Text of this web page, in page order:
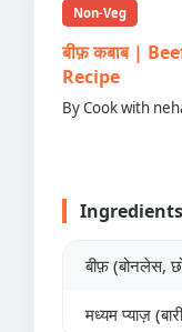
Non-Veg
बीफ़ कबाब |
Recipe
By Cook with
Ingredients
बीफ़ (बोनलेस,
मध्यम प्याज़